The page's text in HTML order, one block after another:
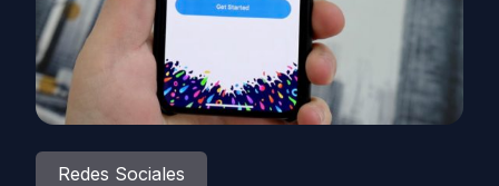
Redes Sociales